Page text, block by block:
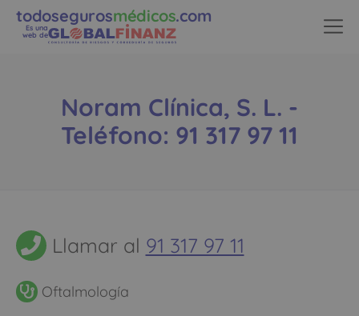
todosegurosmédicos.com
Es una
web de
Noram Clínica, S. L. -
Teléfono: 91 317 97 11
Llamar al 91 317 97 11
Oftalmología